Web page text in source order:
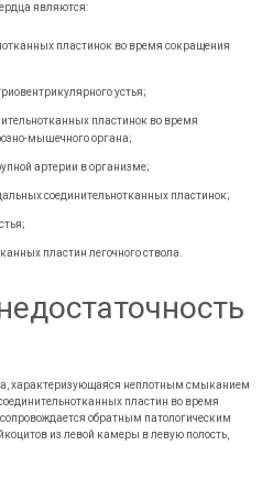
являются:
пластинок во время сокращения
устья;
пластинок во время
мышечного органа;
артерии в организме;
соединительнотканных пластинок;
пластин легочного ствола.
характеризующаяся неплотным смыканием
пластин во время
обратным патологическим
из левой камеры в левую полость,